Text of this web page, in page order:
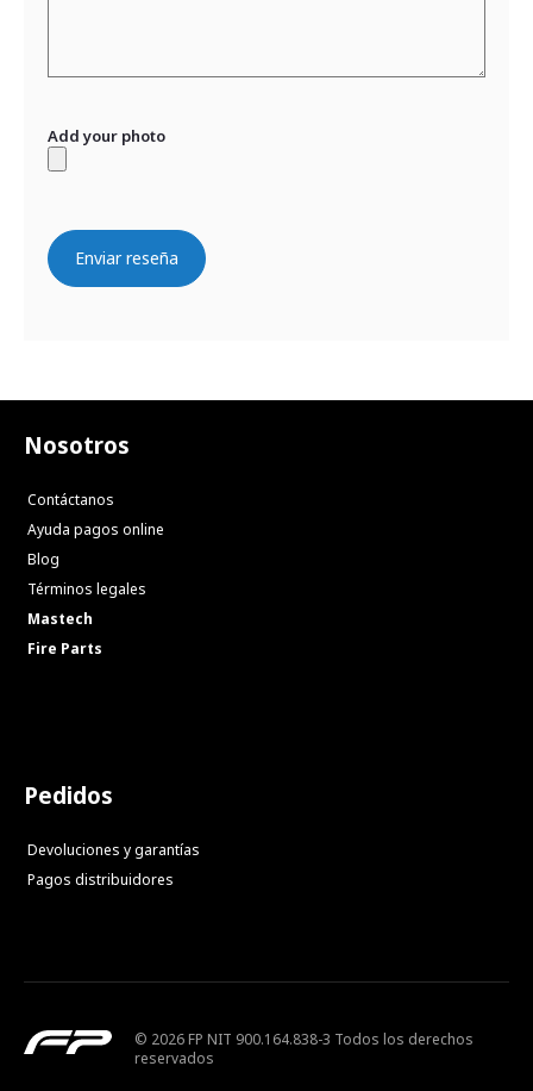
Add your photo
Enviar reseña
Nosotros
Contáctanos
Ayuda pagos online
Blog
Términos legales
Mastech
Fire Parts
Pedidos
Devoluciones y garantías
Pagos distribuidores
© 2026 FP NIT 900.164.838-3 Todos los derechos
reservados